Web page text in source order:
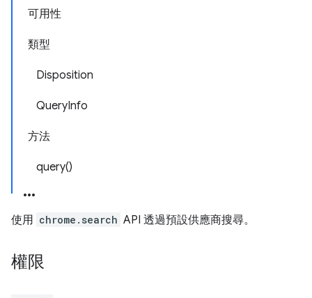
可用性
類型
Disposition
QueryInfo
方法
query()
使用 chrome.search API 透過預設供應商搜尋。
權限